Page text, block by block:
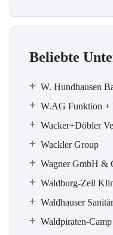
Beliebte
W. Hundhausen
W.AG Funktion +
Wacker+Döbler
Wackler Group
Wagner GmbH &
Waldburg-Zeil
Waldhauser
Waldpiraten-